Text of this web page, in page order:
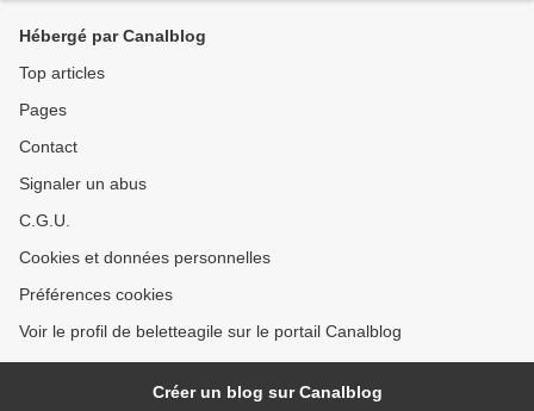
Hébergé par Canalblog
Top articles
Pages
Contact
Signaler un abus
C.G.U.
Cookies et données personnelles
Préférences cookies
Voir le profil de beletteagile sur le portail Canalblog
Créer un blog sur Canalblog